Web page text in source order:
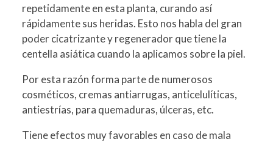
repetidamente en esta planta, curando así
rápidamente sus heridas. Esto nos habla del gran
poder cicatrizante y regenerador que tiene la
centella asiática cuando la aplicamos sobre la piel.
Por esta razón forma parte de numerosos
cosméticos, cremas antiarrugas, anticelulíticas,
antiestrías, para quemaduras, úlceras, etc.
Tiene efectos muy favorables en caso de mala